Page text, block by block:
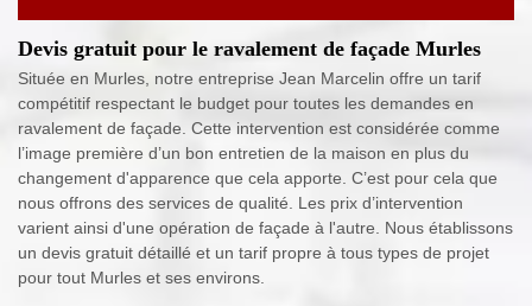
Devis gratuit pour le ravalement de façade Murles
Située en Murles, notre entreprise Jean Marcelin offre un tarif
compétitif respectant le budget pour toutes les demandes en
ravalement de façade. Cette intervention est considérée comme
l’image première d’un bon entretien de la maison en plus du
changement d'apparence que cela apporte. C’est pour cela que
nous offrons des services de qualité. Les prix d’intervention
varient ainsi d'une opération de façade à l'autre. Nous établissons
un devis gratuit détaillé et un tarif propre à tous types de projet
pour tout Murles et ses environs.